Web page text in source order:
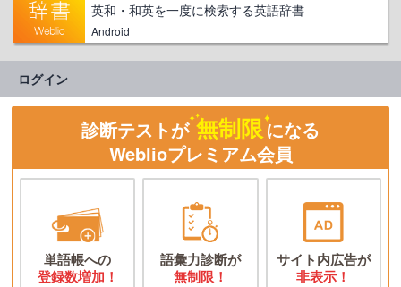
英和・和英を一度に検索する英語辞書
Android
ログイン
診断テストが 無制限になる
Weblioプレミアム会員
単語帳への
登録数増加！
語彙力診断が
無制限！
サイト内広告が
非表示！